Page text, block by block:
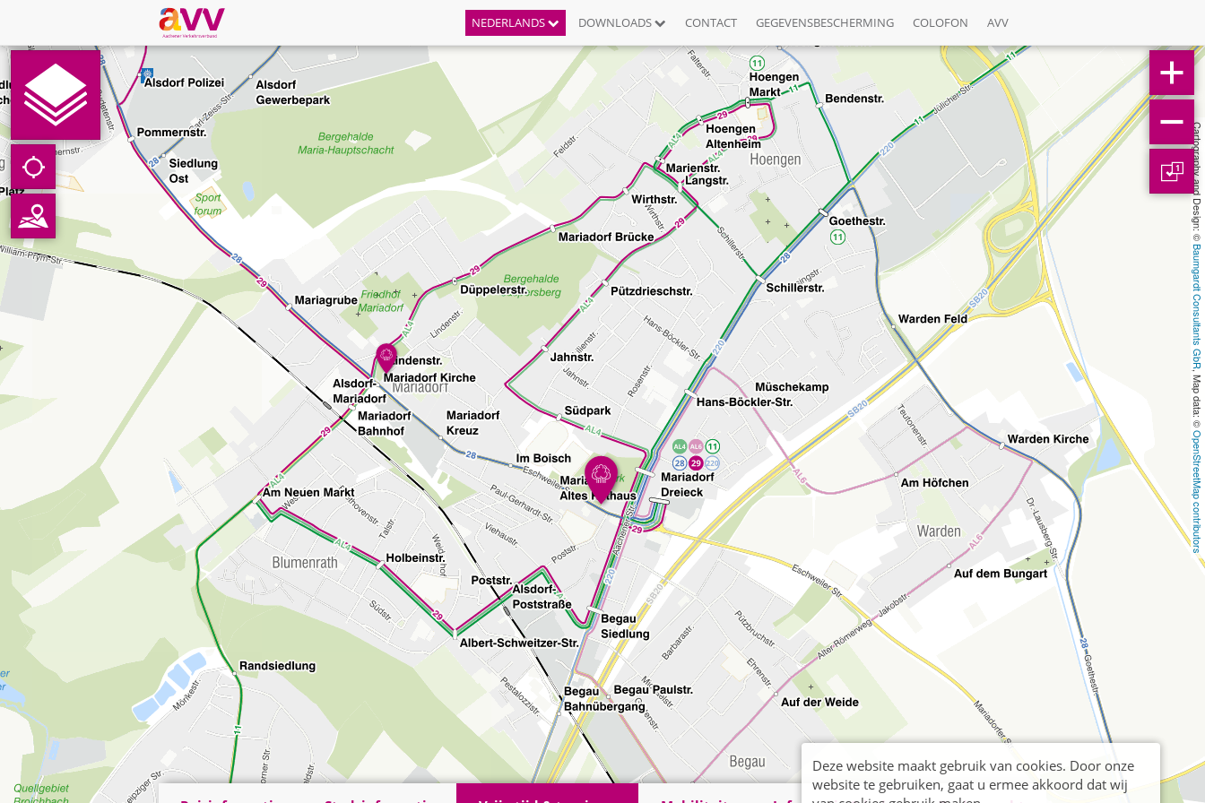
NEDERLANDS DOWNLOADS CONTACT GEGEVENSBESCHERMING COLOFON AVV
Cartography and Design: ©
Baumgardt Consultants GbR
, Map data: ©
OpenStreetMap contributors
1
Deze website maakt gebruik van cookies. Door onze
website te gebruiken, gaat u ermee akkoord dat wij